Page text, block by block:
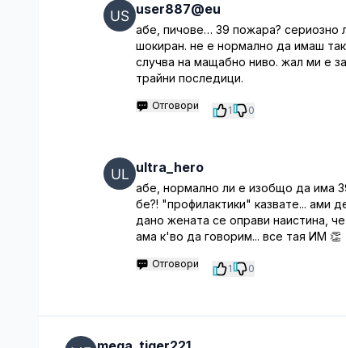
user887@eu
абе, пичове… 39 пожара? сериозно
шокиран. не е нормално да имаш
случва на мащабно ниво. жал ми е
трайни последици.
Отговори 1 0
ultra_hero
абе, нормално ли е изобщо да има
бе?! "профилактики" казвате... ами
дано жената се оправи наистина,
ама к'во да говорим... все тая ИМ 👏
Отговори 1 0